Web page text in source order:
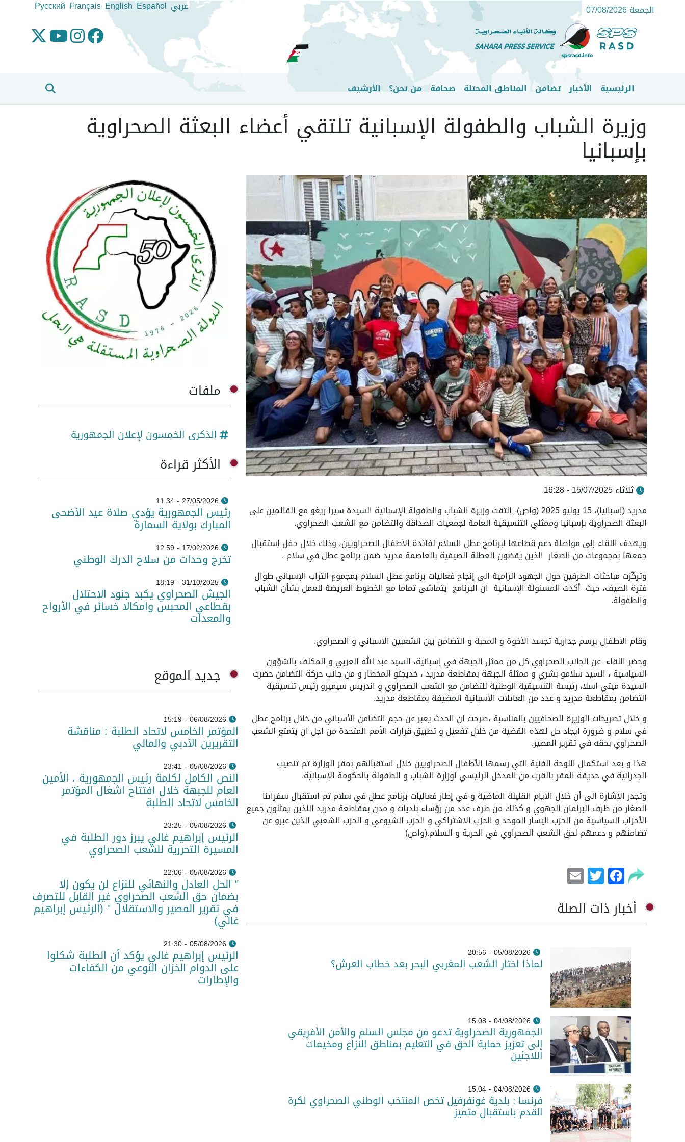
تجاوز
إلى
المحتوى
الرئيسي
الجمعة 07/08/2026 عربي Español
English
Français
Pусский
القائمة الرئيسية
الرئيسية الأخبار تضامن المناطق المحتلة صحافة من نحن؟ الأرشيف
وزيرة الشباب والطفولة الإسبانية تلتقي أعضاء البعثة الصحراوية
بإسبانيا
ثلاثاء 15/07/2025 - 16:28
مدريد (إسبانيا)، 15 يوليو 2025 (واص)- إلتقت وزيرة الشباب والطفولة الإسبانية السيدة سيرا ريغو مع القائمين على
البعثة الصحراوية بإسبانيا وممثلي التنسيقية العامة لجمعيات الصداقة والتضامن مع الشعب الصحراوي.
ويهدف اللقاء إلى مواصلة دعم قطاعها لبرنامج عطل السلام لفائدة الأطفال الصحراويين، وذلك خلال حفل إستقبال
جمعها بمجموعات من الصغار الذين يقضون العطلة الصيفية بالعاصمة مدريد ضمن برنامج عطل في سلام .
وتركّزت مباحثات الطرفين حول الجهود الرامية الى إنجاح فعاليات برنامج عطل السلام بمجموع التراب الإسباني طوال
فترة الصيف، حيث أكدت المسئولة الإسبانية ان البرنامج يتماشى تماما مع الخطوط العريضة للعمل بشأن الشباب
والطفولة.
وقام الأطفال برسم جدارية تجسد الأخوة و المحبة و التضامن بين الشعبين الاسباني و الصحراوي.
وحضر اللقاء عن الجانب الصحراوي كل من ممثل الجبهة في إسبانية، السيد عبد الله العربي و المكلف بالشؤون
السياسية ، السيد سلامو بشري و ممثلة الجبهة بمقاطعة مدريد ، خديجتو المخطار و من جانب حركة التضامن حضرت
السيدة ميتي اسلا، رئيسة التنسيقية الوطنية للتضامن مع الشعب الصحراوي و اندريس سيميرو رئيس تنسيقية
التضامن بمقاطعة مدريد و عدد من العائلات الأسبانية المضيفة بمقاطعة مدريد.
و خلال تصريحات الوزيرة للصحافيين بالمناسبة ،صرحت ان الحدث يعبر عن حجم التضامن الأسباني من خلال برنامج عطل
في سلام و ضرورة ايجاد حل لهذه القضية من خلال تفعيل و تطبيق قرارات الأمم المتحدة من اجل ان يتمتع الشعب
الصحراوي بحقه في تقرير المصير.
هذا و بعد استكمال اللوحة الفنية التي رسمها الأطفال الصحراويين خلال استقبالهم بمقر الوزارة تم تنصيب
الجدرانية في حديقة المقر بالقرب من المدخل الرئيسي لوزارة الشباب و الطفولة بالحكومة الإسبانية.
وتجدر الإشارة الى أن خلال الايام القليلة الماضية و في إطار فعاليات برنامج عطل في سلام تم استقبال سفرائنا
الصغار من طرف البرلمان الجهوي و كذلك من طرف عدد من رؤساء بلديات و مدن بمقاطعة مدريد اللذين يمثلون جميع
الأحزاب السياسية من الحزب اليسار الموحد و الحزب الاشتراكي و الحزب الشيوعي و الحزب الشعبي الذين عبرو عن
تضامنهم و دعمهم لحق الشعب الصحراوي في الحرية و السلام.(واص)
Facebook
Twitter
أخبار ذات الصلة
05/08/2026 - 20:56
لماذا اختار الشعب المغربي البحر بعد خطاب العرش؟
04/08/2026 - 15:08
الجمهورية الصحراوية تدعو من مجلس السلم والأمن الأفريقي
إلى تعزيز حماية الحق في التعليم بمناطق النزاع ومخيمات
اللاجئين
04/08/2026 - 15:04
فرنسا : بلدية غونفرفيل تخص المنتخب الوطني الصحراوي لكرة
القدم باستقبال متميز
ملفات
الذكرى الخمسون لإعلان الجمهورية
الأكثر قراءة
27/05/2026 - 11:34
رئيس الجمهورية يؤدي صلاة عيد الأضحى
المبارك بولاية السمارة
17/02/2026 - 12:59
تخرج وحدات من سلاح الدرك الوطني
31/10/2025 - 18:19
الجيش الصحراوي يكبد جنود الاحتلال
بقطاعي المحبس وامكالا خسائر في الأرواح
والمعدات
جديد الموقع
06/08/2026 - 15:19
المؤتمر الخامس لاتحاد الطلبة : مناقشة
التقريرين الأدبي والمالي
05/08/2026 - 23:41
النص الكامل لكلمة رئيس الجمهورية ، الأمين
العام للجبهة خلال افتتاح اشغال المؤتمر
الخامس لاتحاد الطلبة
05/08/2026 - 23:25
الرئيس إبراهيم غالي يبرز دور الطلبة في
المسيرة التحررية للشعب الصحراوي
05/08/2026 - 22:06
" الحل العادل والنهائي للنزاع لن يكون إلا
بضمان حق الشعب الصحراوي غير القابل للتصرف
في تقرير المصير والاستقلال " (الرئيس إبراهيم
غالي)
05/08/2026 - 21:30
الرئيس إبراهيم غالي يؤكد أن الطلبة شكلوا
على الدوام الخزان النوعي من الكفاءات
والإطارات